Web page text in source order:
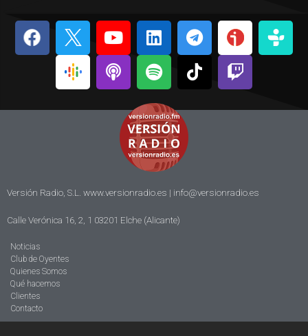
Versión Radio, S.L. www.versionradio.es | info@versionradio.es
Calle Verónica 16, 2, 1 03201 Elche (Alicante)
Noticias
Club de Oyentes
Quienes Somos
Qué hacemos
Clientes
Contacto